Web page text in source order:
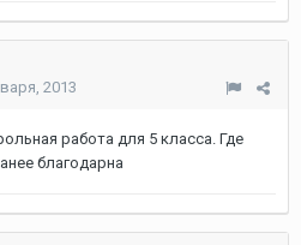
2013
работа для 5 класса. Где
благодарна